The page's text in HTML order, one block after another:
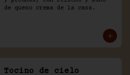
de queso crema de la casa.
Tocino de cielo